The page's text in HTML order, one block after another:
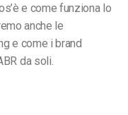
e come funziona lo
anche le
e come i brand
da soli.